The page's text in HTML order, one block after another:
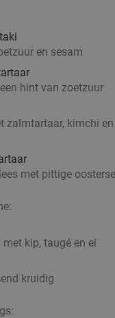
en sesam
hint van zoetzuur
zalmtartaar, kimchi
met pittige
kip, taugé en ei
kruidig